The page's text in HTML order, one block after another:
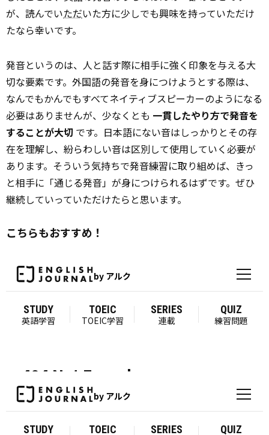
が、読んでいただいた方に少しでも興味を持っていただけ
たなら幸いです。
発音というのは、人と話す際に相手に強く印象を与える大
切な要素です。外国語の発音を身につけようとする際は、
なんでもかんでもすべてネイティブスピーカーのようになる
必要はありませんが、少なくとも 一貫したやり方で発音を
することが大切 です。日本語にない音はしっかりとその存
在を理解し、紛らわしい音は区別して使用していく必要が
あります。そういう気持ちで発音練習に取り組めば、きっ
と相手に「通じる発音」が身につけられるはずです。ぜひ
継続していっていただけたらと思います。
こちらもおすすめ！